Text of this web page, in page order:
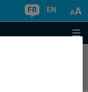
FR EN